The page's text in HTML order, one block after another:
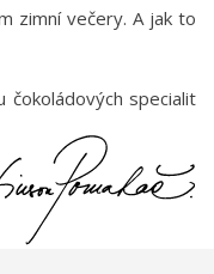
zimní večery. A jak to
čokoládových specialit